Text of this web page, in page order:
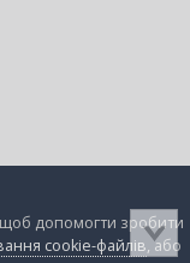
допомогти зробити
cookie-файлів, або